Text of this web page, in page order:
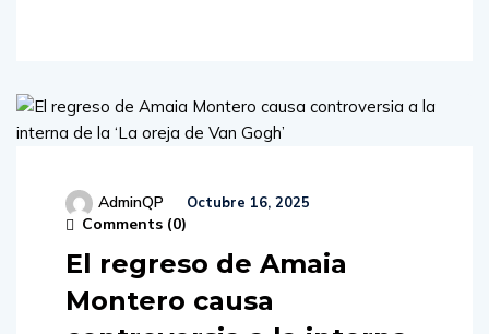
AdminQP Octubre 16, 2025
Comments (0)
El regreso de Amaia
Montero causa